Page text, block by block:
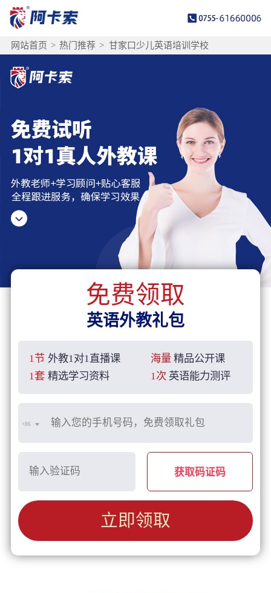
网站首页 > 热门推荐 > 甘家口少儿英语培训学校
免费领取
英语外教礼包
1节 外教1对1直播课 海量 精品公开课
1套 精选学习资料 1次 英语能力测评
+86
获取码证码
立即领取